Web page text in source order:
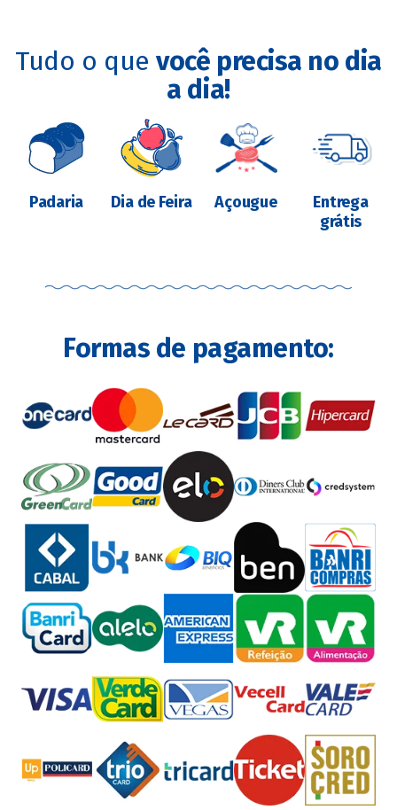
Tudo o quevocê precisa no dia
a dia!
Padaria Dia de Feira Açougue
Entrega
grátis
Formas de pagamento: